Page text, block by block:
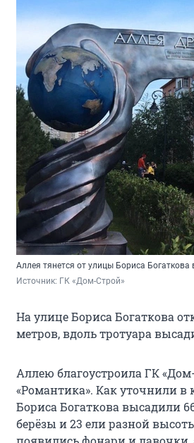
Аллея тянется от улицы Бориса
Источник: ГК «Дом-Строй»
На улице Бориса Богаткова
метров, вдоль тротуара
Аллею благоустроила ГК
«Романтика». Как уточнили
Бориса Богаткова высадили
берёзы и 23 ели разной